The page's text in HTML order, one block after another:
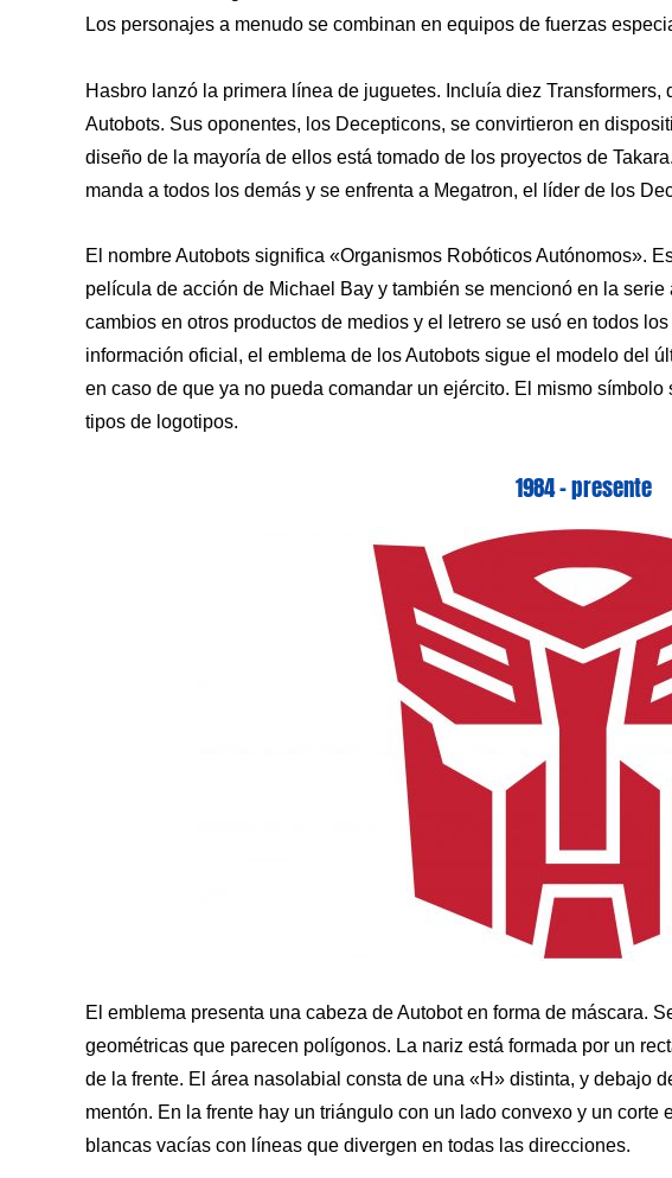
Los personajes a menudo se combinan en equipos de fuerzas
Hasbro lanzó la primera línea de juguetes. Incluía diez
Autobots. Sus oponentes, los Decepticons, se convirtieron en
diseño de la mayoría de ellos está tomado de los proyectos de
manda a todos los demás y se enfrenta a Megatron, el líder de los
El nombre Autobots significa «Organismos Robóticos Autónomos».
película de acción de Michael Bay y también se mencionó en la
cambios en otros productos de medios y el letrero se usó en todos
información oficial, el emblema de los Autobots sigue el modelo del
en caso de que ya no pueda comandar un ejército. El mismo
tipos de logotipos.
1984 – presente
El emblema presenta una cabeza de Autobot en forma de máscara.
geométricas que parecen polígonos. La nariz está formada por un
de la frente. El área nasolabial consta de una «H» distinta, y debajo
mentón. En la frente hay un triángulo con un lado convexo y un
blancas vacías con líneas que divergen en todas las direcciones.